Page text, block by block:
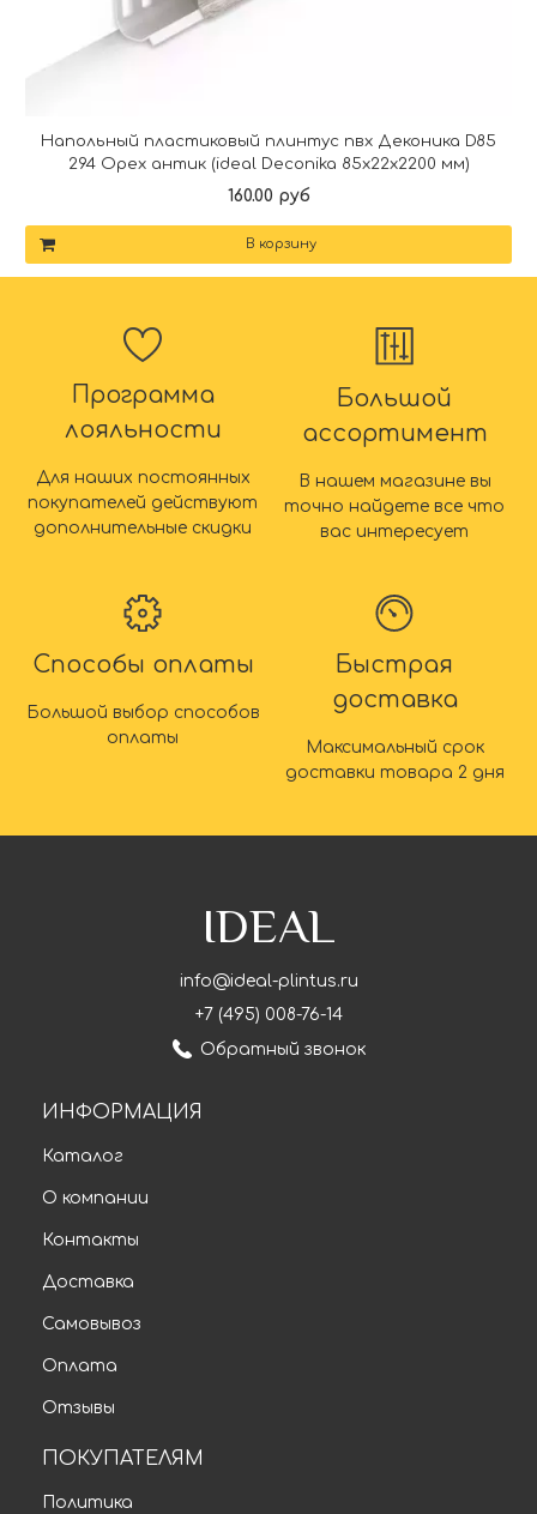
Напольный пластиковый плинтус пвх Деконика D85
294 Орех антик (ideal Deconika 85х22х2200 мм)
160.00 руб
В корзину
Программа
лояльности
Для наших постоянных
покупателей действуют
дополнительные скидки
Большой
ассортимент
В нашем магазине вы
точно найдете все что
вас интересует
Способы оплаты
Большой выбор способов
оплаты
Быстрая
доставка
Максимальный срок
доставки товара 2 дня
IDEAL
info@ideal-plintus.ru
+7 (495) 008-76-14
Обратный звонок
ИНФОРМАЦИЯ
Каталог
О компании
Контакты
Доставка
Самовывоз
Оплата
Отзывы
ПОКУПАТЕЛЯМ
Политика